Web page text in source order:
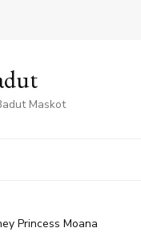
Maskot
Princess Moana